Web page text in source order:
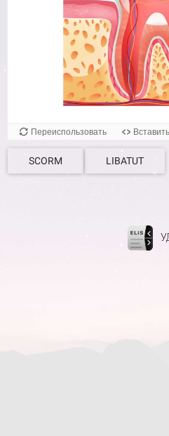
SCORM LIBATUT